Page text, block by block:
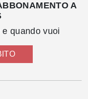
A
quando vuoi